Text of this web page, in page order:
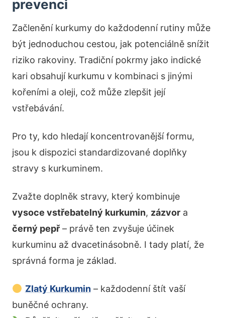
prevenci
Začlenění kurkumy do každodenní rutiny může
být jednoduchou cestou, jak potenciálně snížit
riziko rakoviny. Tradiční pokrmy jako indické
kari obsahují kurkumu v kombinaci s jinými
kořeními a oleji, což může zlepšit její
vstřebávání.
Pro ty, kdo hledají koncentrovanější formu,
jsou k dispozici standardizované doplňky
stravy s kurkuminem.
Zvažte doplněk stravy, který kombinuje
vysoce vstřebatelný kurkumin, zázvor a
černý pepř– právě ten zvyšuje účinek
kurkuminu až dvacetinásobně. I tady platí, že
správná forma je základ.
Zlatý Kurkumin– každodenní štít vaší
buněčné ochrany.